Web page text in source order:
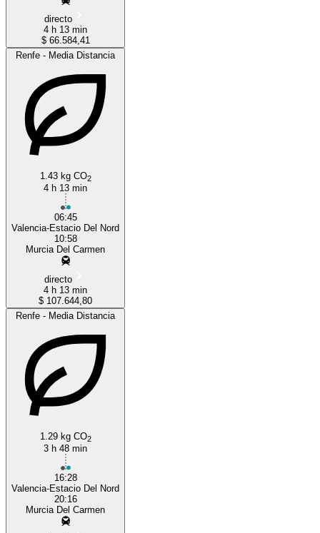
directo
4 h 13 min
$ 66.584,41
Renfe - Media Distancia
1.43 kg CO2
4 h 13 min
06:45
Valencia-Estacio Del Nord
10:58
Murcia Del Carmen
directo
4 h 13 min
$ 107.644,80
Renfe - Media Distancia
1.29 kg CO2
3 h 48 min
16:28
Valencia-Estacio Del Nord
20:16
Murcia Del Carmen